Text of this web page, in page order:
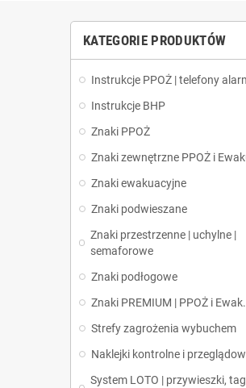
KATEGORIE PRODUKTÓW
Instrukcje PPOŻ | telefony
Instrukcje BHP
Znaki PPOŻ
Znaki zewnętrzne PPOŻ i
Znaki ewakuacyjne
Znaki podwieszane
Znaki przestrzenne | uchylne |
semaforowe
Znaki podłogowe
Znaki PREMIUM | PPOŻ i Ewak.
Strefy zagrożenia wybuchem
Naklejki kontrolne i
System LOTO | przywieszki,